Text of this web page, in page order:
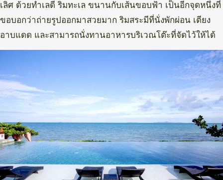
เลิศ ด้วยทำเลดี ริมทะเล ขนานกับเส้นขอบฟ้า เป็นอีกจุดหนึ่งที่
ขอบอกว่าถ่ายรูปออกมาสวยมาก ริมสระมีที่นั่งพักผ่อน เตียง
อาบแดด และสามารถนั่งทานอาหารบริเวณโต๊ะที่จัดไว้ให้ได้